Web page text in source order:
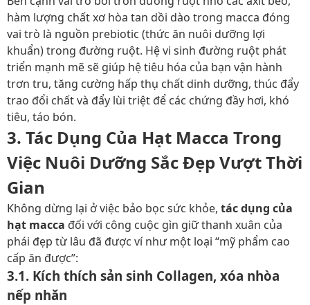
hàm lượng chất xơ hòa tan dồi dào trong macca đóng
vai trò là nguồn prebiotic (thức ăn nuôi dưỡng lợi
khuẩn) trong đường ruột. Hệ vi sinh đường ruột phát
triển mạnh mẽ sẽ giúp hệ tiêu hóa của bạn vận hành
trơn tru, tăng cường hấp thụ chất dinh dưỡng, thúc đẩy
trao đổi chất và đẩy lùi triệt để các chứng đầy hơi, khó
tiêu, táo bón.
3. Tác Dụng Của Hạt Macca Trong
Việc Nuôi Dưỡng Sắc Đẹp Vượt Thời
Gian
Không dừng lại ở việc bảo bọc sức khỏe, tác dụng của
hạt macca đối với công cuộc gìn giữ thanh xuân của
phái đẹp từ lâu đã được ví như một loại “mỹ phẩm cao
cấp ăn được”:
3.1. Kích thích sản sinh Collagen, xóa nhòa
nếp nhăn